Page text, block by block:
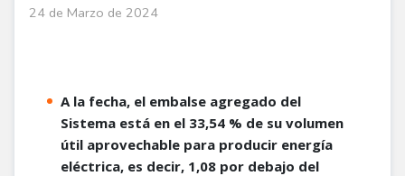
24 de Marzo de 2024
A la fecha, el embalse agregado del
Sistema está en el 33,54 % de su volumen
útil aprovechable para producir energía
eléctrica, es decir, 1,08 por debajo del